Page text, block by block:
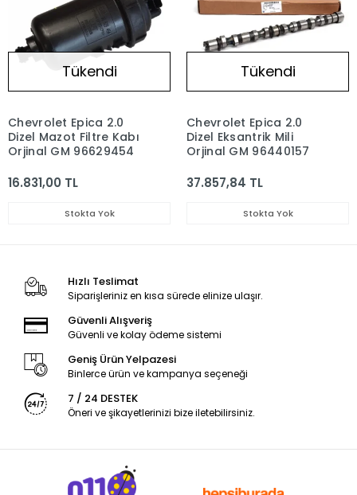
Tükendi
Chevrolet Epica 2.0
Dizel Mazot Filtre Kabı
Orjinal GM 96629454
16.831,00 TL
Stokta Yok
Tükendi
Chevrolet Epica 2.0
Dizel Eksantrik Mili
Orjinal GM 96440157
37.857,84 TL
Stokta Yok
Hızlı Teslimat
Siparişleriniz en kısa sürede elinize ulaşır.
Güvenli Alışveriş
Güvenli ve kolay ödeme sistemi
Geniş Ürün Yelpazesi
Binlerce ürün ve kampanya seçeneği
7 / 24 DESTEK
Öneri ve şikayetlerinizi bize iletebilirsiniz.